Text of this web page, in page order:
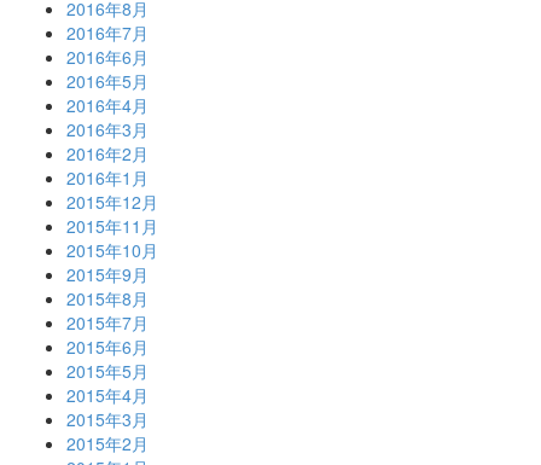
2016年8月
2016年7月
2016年6月
2016年5月
2016年4月
2016年3月
2016年2月
2016年1月
2015年12月
2015年11月
2015年10月
2015年9月
2015年8月
2015年7月
2015年6月
2015年5月
2015年4月
2015年3月
2015年2月